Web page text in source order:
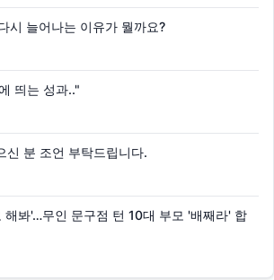
시 늘어나는 이유가 뭘까요?
띄는 성과.."
신 분 조언 부탁드립니다.
해봐'…무인 문구점 턴 10대 부모 '배째라' 합